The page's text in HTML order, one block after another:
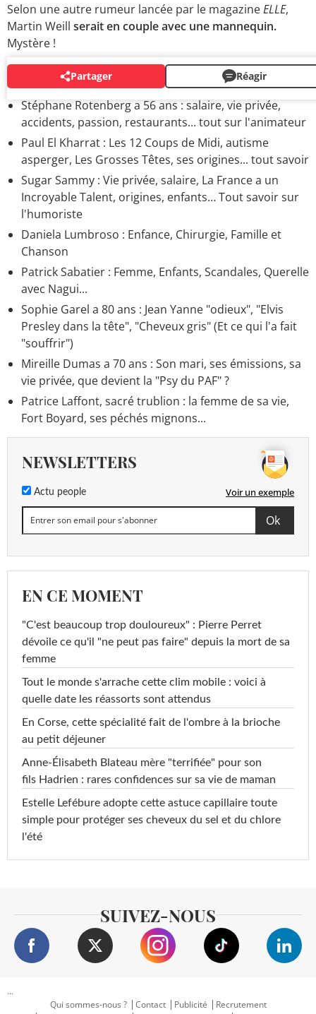
Selon une autre rumeur lancée par le magazineELLE,
Martin Weill serait en couple avec une mannequin.
Mystère !
Partager Réagir
VEDETTES DE LA TÉLÉ
Stéphane Rotenberg a 56 ans : salaire, vie privée,
accidents, passion, restaurants... tout sur l'animateur
Paul El Kharrat : Les 12 Coups de Midi, autisme
asperger, Les Grosses Têtes, ses origines... tout savoir
Sugar Sammy : Vie privée, salaire, La France a un
Incroyable Talent, origines, enfants… Tout savoir sur
l'humoriste
Daniela Lumbroso : Enfance, Chirurgie, Famille et
Chanson
Patrick Sabatier : Femme, Enfants, Scandales, Querelle
avec Nagui...
Sophie Garel a 80 ans : Jean Yanne "odieux", "Elvis
Presley dans la tête", "Cheveux gris" (Et ce qui l'a fait
"souffrir")
Mireille Dumas a 70 ans : Son mari, ses émissions, sa
vie privée, que devient la "Psy du PAF" ?
Patrice Laffont, sacré trublion : la femme de sa vie,
Fort Boyard, ses péchés mignons...
NEWSLETTERS
Actu people Voir un exemple
EN CE MOMENT
"C'est beaucoup trop douloureux" : Pierre Perret
dévoile ce qu'il "ne peut pas faire" depuis la mort de sa
femme
Tout le monde s'arrache cette clim mobile : voici à
quelle date les réassorts sont attendus
En Corse, cette spécialité fait de l'ombre à la brioche
au petit déjeuner
Anne-Élisabeth Blateau mère "terrifiée" pour son
fils Hadrien : rares confidences sur sa vie de maman
Estelle Lefébure adopte cette astuce capillaire toute
simple pour protéger ses cheveux du sel et du chlore
l'été
SUIVEZ-NOUS
...
Qui sommes-nous ?
Contact Publicité
Recrutement